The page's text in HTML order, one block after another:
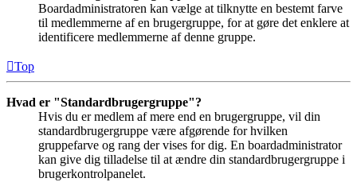
Boardadministratoren kan vælge at tilknytte en bestemt farve
til medlemmerne af en brugergruppe, for at gøre det enklere at
identificere medlemmerne af denne gruppe.
Top
Hvad er "Standardbrugergruppe"?
Hvis du er medlem af mere end en brugergruppe, vil din
standardbrugergruppe være afgørende for hvilken
gruppefarve og rang der vises for dig. En boardadministrator
kan give dig tilladelse til at ændre din standardbrugergruppe i
brugerkontrolpanelet.